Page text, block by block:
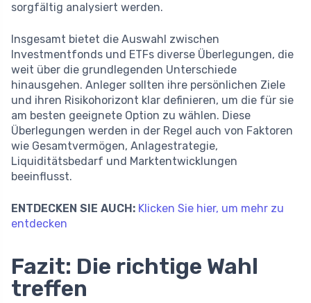
sorgfältig analysiert werden.
Insgesamt bietet die Auswahl zwischen
Investmentfonds und ETFs diverse Überlegungen, die
weit über die grundlegenden Unterschiede
hinausgehen. Anleger sollten ihre persönlichen Ziele
und ihren Risikohorizont klar definieren, um die für sie
am besten geeignete Option zu wählen. Diese
Überlegungen werden in der Regel auch von Faktoren
wie Gesamtvermögen, Anlagestrategie,
Liquiditätsbedarf und Marktentwicklungen
beeinflusst.
ENTDECKEN SIE AUCH: Klicken Sie hier, um mehr zu
entdecken
Fazit: Die richtige Wahl
treffen